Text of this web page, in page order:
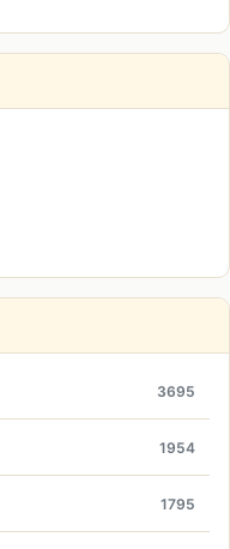
3695
1954
1795